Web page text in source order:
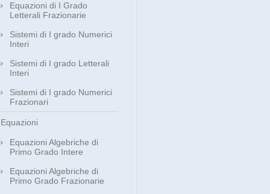
Equazioni di I Grado
Letterali Frazionarie
Sistemi di I grado Numerici
Interi
Sistemi di I grado Letterali
Interi
Sistemi di I grado Numerici
Frazionari
Equazioni
Equazioni Algebriche di
Primo Grado Intere
Equazioni Algebriche di
Primo Grado Frazionarie